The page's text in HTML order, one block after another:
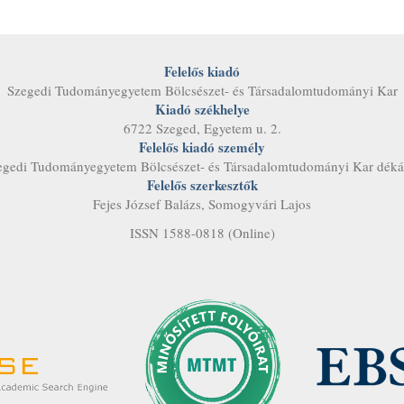
Felelős kiadó
Szegedi Tudományegyetem Bölcsészet- és Társadalom­tudományi Kar
Kiadó székhelye
6722 Szeged, Egyetem u. 2.
Felelős kiadó személy
Tudományegyetem Bölcsészet- és Társadalom­tudományi Kar
Felelős szerkesztők
Fejes József Balázs, Somogyvári Lajos
ISSN 1588-0818 (Online)